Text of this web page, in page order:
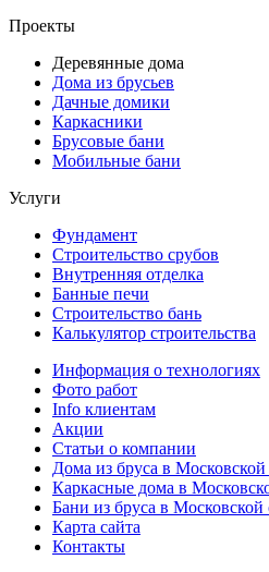
Проекты
Деревянные дома
Дома из брусьев
Дачные домики
Каркасники
Брусовые бани
Мобильные бани
Услуги
Фундамент
Строительство срубов
Внутренняя отделка
Банные печи
Строительство бань
Калькулятор строительства
Информация о технологиях
Фото работ
Info клиентам
Акции
Статьи о компании
Дома из бруса в Московской
Каркасные дома в
Бани из бруса в Московской
Карта сайта
Контакты